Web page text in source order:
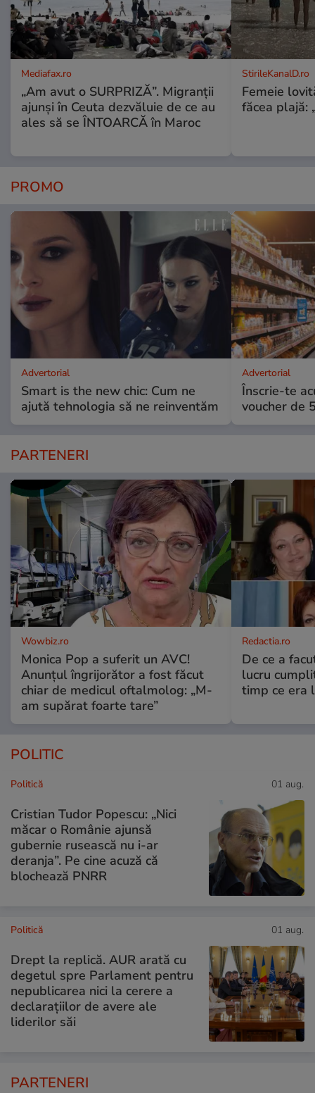
Mediafax.ro
„Am avut o SURPRIZĂ”. Migranții
ajunși în Ceuta dezvăluie de ce au
ales să se ÎNTOARCĂ în Maroc
StirileKanalD.ro
Femeie
făcea plajă:
PROMO
Advertorial
Smart is the new chic: Cum ne
ajută tehnologia să ne reinventăm
Advertorial
Înscrie-te
voucher de
PARTENERI
Wowbiz.ro
Monica Pop a suferit un AVC!
Anunțul îngrijorător a fost făcut
chiar de medicul oftalmolog: „M-
am supărat foarte tare”
Redactia.ro
De ce a
lucru
timp ce era
POLITIC
Politică 01 aug.
Cristian Tudor Popescu: „Nici
măcar o Românie ajunsă
gubernie rusească nu i-ar
deranja”. Pe cine acuză că
blochează PNRR
Politică 01 aug.
Drept la replică. AUR arată cu
degetul spre Parlament pentru
nepublicarea nici la cerere a
declarațiilor de avere ale
liderilor săi
PARTENERI